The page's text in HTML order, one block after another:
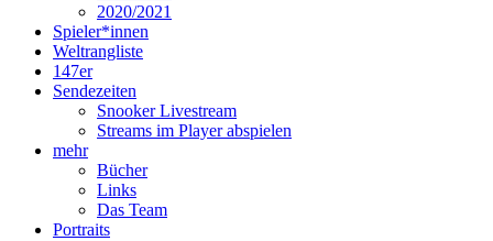
2020/2021
Spieler*innen
Weltrangliste
147er
Sendezeiten
Snooker Livestream
Streams im Player abspielen
mehr
Bücher
Links
Das Team
Portraits